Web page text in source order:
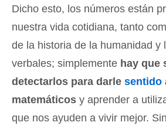
Dicho esto, los números están
nuestra vida cotidiana, tanto
de la historia de la humanidad y
verbales; simplemente hay que
detectarlos para darle sentido
matemáticos y aprender a
que nos ayuden a vivir mejor.